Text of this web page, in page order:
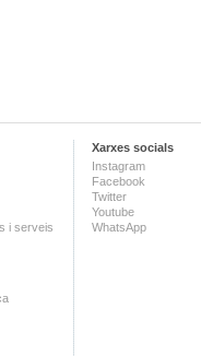
i serveis
Xarxes socials
Instagram
Facebook
Twitter
Youtube
WhatsApp